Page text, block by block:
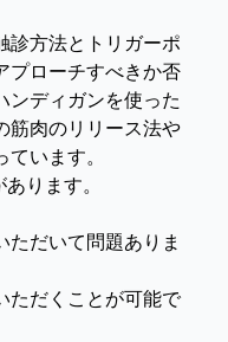
診方法とトリガーポ
プローチすべきか否
ンディガンを使った
筋肉のリリース法や
います。
ります。
だいて問題ありま
ただくことが可能で